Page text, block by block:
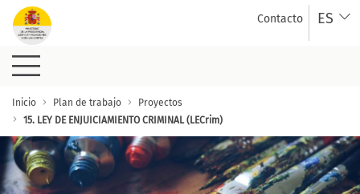
Saltar al contenido principal Contacto ES
15. LEY DE ENJUICIAMIENTO
Inicio Plan de trabajo
Proyectos
15. LEY DE ENJUICIAMIENTO CRIMINAL (LECrim)